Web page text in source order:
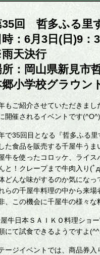
35回 哲多ふる里
時：6月3日(日)9：
天決行
：岡山県新見市
小学校グラウン
もご紹介させていただきま
開催されるイベントです(^O^)
で35回目となる『哲多ふる
た食品を販売する千屋牛うま
牛を使ったコロッケ、ライス
と！クレープまで牛肉入り(ﾟд
どんな味がするのか気になっ
らの千屋牛料理の中から来場
、この機会に千屋牛の様々
屋牛日本ＳＡＩＫＯ料理ショ
にて試食できるようですよ
ージイベントでは、商品券